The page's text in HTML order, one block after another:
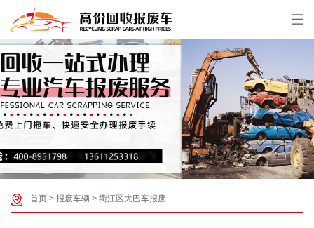
首页 > 报废车辆 > 衢江区大巴车报废